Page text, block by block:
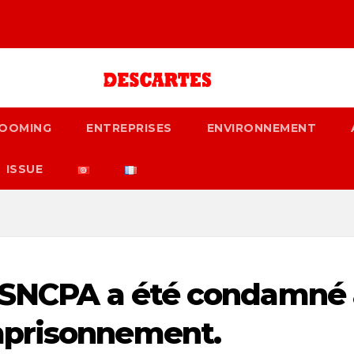
ENTREPRISES ENVIRONNEMENT
ISSUE
a été condamné